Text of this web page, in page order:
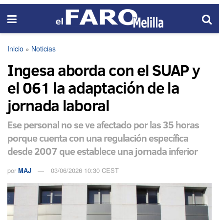
Inicio » Noticias
Ingesa aborda con el SUAP y
el 061 la adaptación de la
jornada laboral
Ese personal no se ve afectado por las 35 horas
porque cuenta con una regulación específica
desde 2007 que establece una jornada inferior
por MAJ 03/06/2026 10:30 CEST